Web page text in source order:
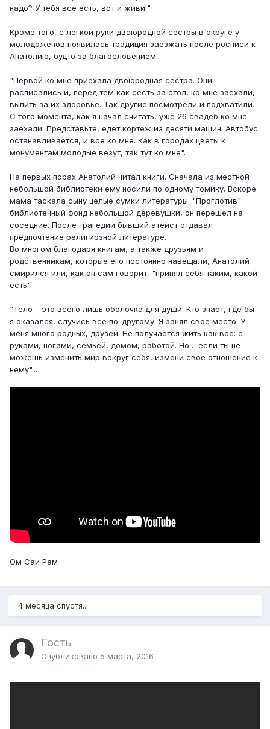
надо? У тебя все есть, вот и живи!"
Кроме того, с легкой руки двоюродной сестры в округе у
молодоженов появилась традиция заезжать после росписи к
Анатолию, будто за благословением.
"Первой ко мне приехала двоюродная сестра. Они
расписались и, перед тем как сесть за стол, ко мне заехали,
выпить за их здоровье. Так другие посмотрели и подхватили.
С того момента, как я начал считать, уже 26 свадеб ко мне
заехали. Представьте, едет кортеж из десяти машин. Автобус
останавливается, и все ко мне. Как в городах цветы к
монументам молодые везут, так тут ко мне".
На первых порах Анатолий читал книги. Сначала из местной
небольшой библиотеки ему носили по одному томику. Вскоре
мама таскала сыну целые сумки литературы. "Проглотив"
библиотечный фонд небольшой деревушки, он перешел на
соседние. После трагедии бывший атеист отдавал
предпочтение религиозной литературе.
Во многом благодаря книгам, а также друзьям и
родственникам, которые его постоянно навещали, Анатолий
смирился или, как он сам говорит, "принял себя таким, какой
есть".
"Тело – это всего лишь оболочка для души. Кто знает, где бы
я оказался, случись все по-другому. Я занял свое место. У
меня много родных, друзей. Не получается жить как все: с
руками, ногами, семьей, домом, работой. Но… если ты не
можешь изменить мир вокруг себя, измени свое отношение к
нему"...
Ом Саи Рам
4 месяца спустя...
Гость
Опубликовано 5 марта, 2016